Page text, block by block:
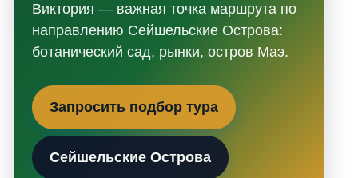
Виктория — важная точка маршрута по
направлению Сейшельские Острова:
ботанический сад, рынки, остров Маэ.
Запросить подбор тура
Сейшельские Острова